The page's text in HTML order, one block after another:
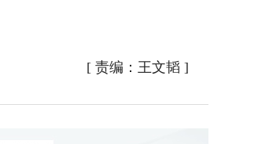
[ 责编：王文韬 ]